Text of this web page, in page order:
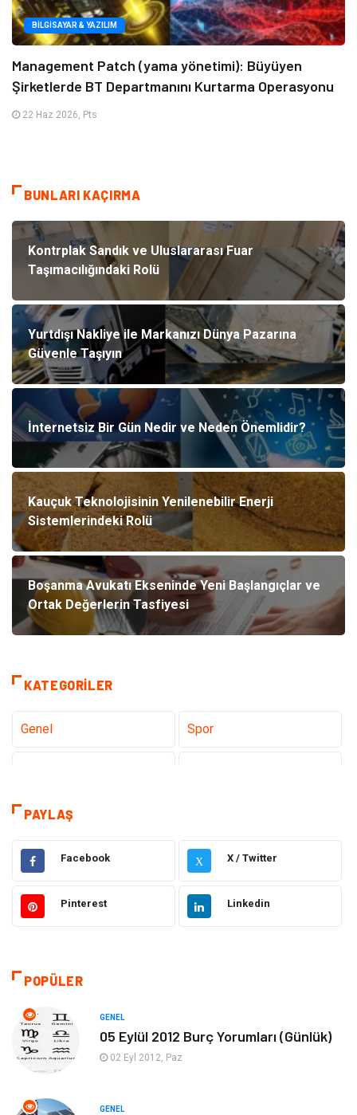
BILGISAYAR & YAZILIM
Management Patch (yama yönetimi): Büyüyen
Şirketlerde BT Departmanını Kurtarma Operasyonu
22 Haz 2026, Pts
BUNLARI KAÇIRMA
Kontrplak Sandık ve Uluslararası Fuar
Taşımacılığındaki Rolü
Yurtdışı Nakliye ile Markanızı Dünya Pazarına
Güvenle Taşıyın
İnternetsiz Bir Gün Nedir ve Neden Önemlidir?
Kauçuk Teknolojisinin Yenilenebilir Enerji
Sistemlerindeki Rolü
Boşanma Avukatı Ekseninde Yeni Başlangıçlar ve
Ortak Değerlerin Tasfiyesi
KATEGORILER
Genel Spor
Dünya'dan Haberler
Müzik İnternet
Ülkemizden Haberler Politika & Siyaset
Akıllı Telefon
Soru-Cevap
Ekonomi
Elektrik Elektronik
PAYLAŞ
Facebook X X / Twitter
Pinterest Linkedin
POPÜLER
GENEL
05 Eylül 2012 Burç Yorumları (Günlük)
02 Eyl 2012, Paz
GENEL